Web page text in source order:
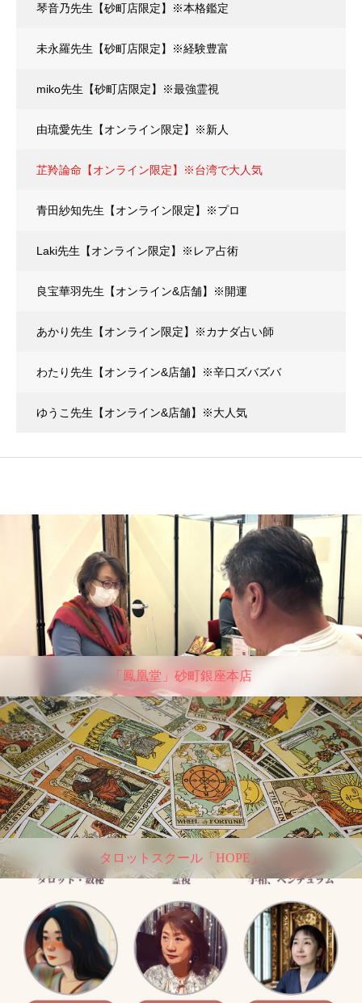
琴音乃先生【砂町店限定】※本格鑑定
未永羅先生【砂町店限定】※経験豊富
miko先生【砂町店限定】※最強霊視
由琉愛先生【オンライン限定】※新人
芷羚論命【オンライン限定】※台湾で大人気
青田紗知先生【オンライン限定】※プロ
Laki先生【オンライン限定】※レア占術
良宝華羽先生【オンライン&店舗】※開運
あかり先生【オンライン限定】※カナダ占い師
わたり先生【オンライン&店舗】※辛口ズバズバ
ゆうこ先生【オンライン&店舗】※大人気
「鳳凰堂」砂町銀座本店
タロットスクール「HOPE」